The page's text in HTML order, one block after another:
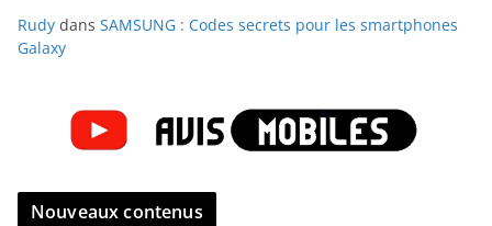
Rudy dans SAMSUNG : Codes secrets pour les smartphones
Galaxy
Nouveaux contenus